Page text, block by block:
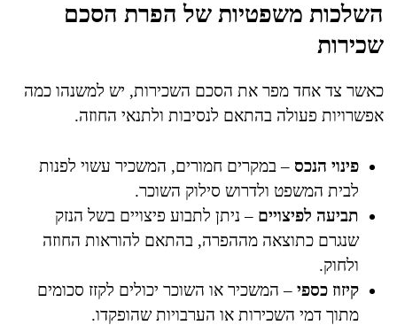
השלכות משפטיות של הפרת הסכם
שכירות
כאשר צד אחד מפר את הסכם השכירות, יש למשנהו כמה
אפשרויות פעולה בהתאם לנסיבות ולתנאי החוזה.
פינוי הנכס – במקרים חמורים, המשכיר עשוי לפנות
לבית המשפט ולדרוש סילוק השוכר.
תביעה לפיצויים – ניתן לתבוע פיצויים בשל הנזק
שנגרם כתוצאה מההפרה, בהתאם להוראות החוזה
ולחוק.
קיזוז כספי – המשכיר או השוכר יכולים לקזז סכומים
מתוך דמי השכירות או הערבויות שהופקדו.